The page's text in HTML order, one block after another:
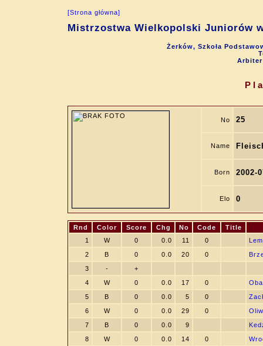
[Strona główna]
Mistrzostwa Wielkopolski Juniorów
Żerków, Szkoła
No 25
Name
Born 2002-
Elo 0
Rnd Color Score Chg No Code
Title
1
W 0 0.0 11 0
2
B 0 0.0 20 0
3
-
+
4
W 0 0.0 17 0
5
B 0 0.0 5 0
6
W 0 0.0 29 0
7
B 0 0.0 9
8
W 0 0.0 14 0